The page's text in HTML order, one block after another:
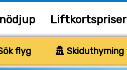
Liftkortspriser
flyg Skiduthyrning